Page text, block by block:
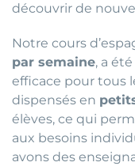
découvrir de
Notre cours
par semaine, a
efficace pour tous
dispensés en
élèves, ce qui
aux besoins
avons des